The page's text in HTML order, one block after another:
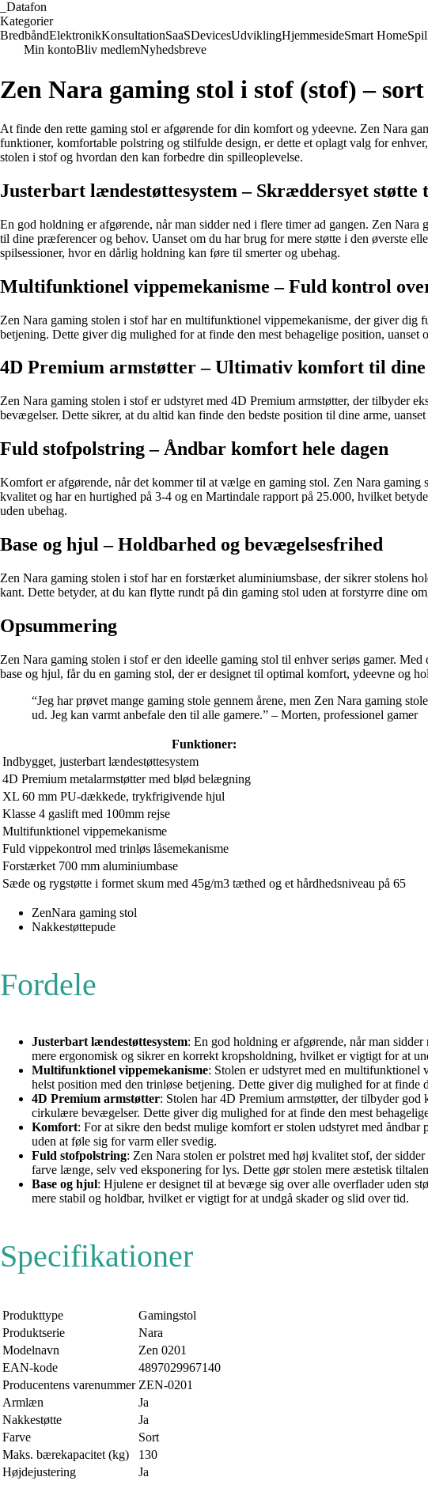
Datafon
Kategorier
BredbåndElektronikKonsultationSaaSDevicesUdviklingHjemmesideSmart HomeSpil
Min kontoBliv medlemNyhedsbreve
Zen Nara gaming stol i stof (stof) – sort
At finde den rette gaming stol er afgørende for din komfort og ydeevne. Zen Nara
funktioner, komfortable polstring og stilfulde design, er dette et oplagt valg for
stolen i stof og hvordan den kan forbedre din spilleoplevelse.
Justerbart lændestøttesystem – Skræddersyet
En god holdning er afgørende, når man sidder ned i flere timer ad gangen. Zen
til dine præferencer og behov. Uanset om du har brug for mere støtte i den øverste
spilsessioner, hvor en dårlig holdning kan føre til smerter og ubehag.
Multifunktionel vippemekanisme – Fuld kontrol
Zen Nara gaming stolen i stof har en multifunktionel vippemekanisme, der giver
betjening. Dette giver dig mulighed for at finde den mest behagelige position,
4D Premium armstøtter – Ultimativ komfort til dine
Zen Nara gaming stolen i stof er udstyret med 4D Premium armstøtter, der tilbyder
bevægelser. Dette sikrer, at du altid kan finde den bedste position til dine arme,
Fuld stofpolstring – Åndbar komfort hele dagen
Komfort er afgørende, når det kommer til at vælge en gaming stol. Zen Nara
kvalitet og har en hurtighed på 3-4 og en Martindale rapport på 25.000, hvilket
uden ubehag.
Base og hjul – Holdbarhed og bevægelsesfrihed
Zen Nara gaming stolen i stof har en forstærket aluminiumsbase, der sikrer stolens
kant. Dette betyder, at du kan flytte rundt på din gaming stol uden at forstyrre dine
Opsummering
Zen Nara gaming stolen i stof er den ideelle gaming stol til enhver seriøs gamer.
base og hjul, får du en gaming stol, der er designet til optimal komfort, ydeevne og
“Jeg har prøvet mange gaming stole gennem årene, men Zen Nara gaming
ud. Jeg kan varmt anbefale den til alle gamere.” – Morten, professionel gamer
Funktioner:
Indbygget, justerbart lændestøttesystem
4D Premium metalarmstøtter med blød belægning
XL 60 mm PU-dækkede, trykfrigivende hjul
Klasse 4 gaslift med 100mm rejse
Multifunktionel vippemekanisme
Fuld vippekontrol med trinløs låsemekanisme
Forstærket 700 mm aluminiumbase
Sæde og rygstøtte i formet skum med 45g/m3 tæthed og et hårdhedsniveau på 65
ZenNara gaming stol
Nakkestøttepude
Fordele
Justerbart lændestøttesystem: En god holdning er afgørende, når man
mere ergonomisk og sikrer en korrekt kropsholdning, hvilket er vigtigt for at
Multifunktionel vippemekanisme: Stolen er udstyret med en
helst position med den trinløse betjening. Dette giver dig mulighed for at finde
4D Premium armstøtter: Stolen har 4D Premium armstøtter, der tilbyder
cirkulære bevægelser. Dette giver dig mulighed for at finde den mest
Komfort: For at sikre den bedst mulige komfort er stolen udstyret med
uden at føle sig for varm eller svedig.
Fuld stofpolstring: Zen Nara stolen er polstret med høj kvalitet stof, der
farve længe, selv ved eksponering for lys. Dette gør stolen mere æstetisk
Base og hjul: Hjulene er designet til at bevæge sig over alle overflader uden
mere stabil og holdbar, hvilket er vigtigt for at undgå skader og slid over tid.
Specifikationer
Produkttype
Gamingstol
Produktserie
Nara
Modelnavn
Zen 0201
EAN-kode
4897029967140
Producentens varenummer ZEN-0201
Armlæn
Ja
Nakkestøtte
Ja
Farve
Sort
Maks. bærekapacitet (kg)
130
Højdejustering
Ja